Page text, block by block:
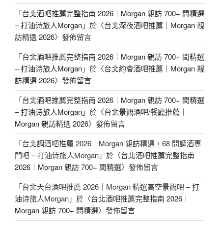
「台北酒吧推薦完整指南 2026｜Morgan 親訪 700+ 間精選
– 打油诗旅人Morgan」於〈台北深夜酒吧推薦｜Morgan 親
訪精選 2026〉發佈留言
「台北酒吧推薦完整指南 2026｜Morgan 親訪 700+ 間精選
– 打油诗旅人Morgan」於〈台北約會酒吧推薦｜Morgan 親
訪精選 2026〉發佈留言
「台北酒吧推薦完整指南 2026｜Morgan 親訪 700+ 間精選
– 打油诗旅人Morgan」於〈台北景觀酒吧/餐廳推薦｜
Morgan 親訪精選 2026〉發佈留言
「台北調酒吧推薦 2026｜Morgan 親訪精選，68 間調酒專
門吧 – 打油诗旅人Morgan」於〈台北酒吧推薦完整指南
2026｜Morgan 親訪 700+ 間精選〉發佈留言
「台北天台酒吧推薦 2026｜Morgan 精選高空景觀吧 – 打
油诗旅人Morgan」於〈台北酒吧推薦完整指南 2026｜
Morgan 親訪 700+ 間精選〉發佈留言